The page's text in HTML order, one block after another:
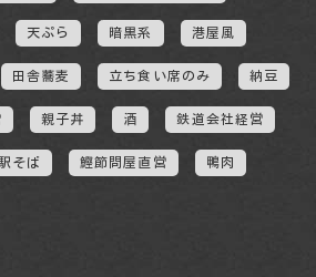
天ぷら 暗黒系 港屋風
田舎蕎麦 立ち食い席のみ 納豆
親子丼 酒 鉄道会社経営
そば 鰹節問屋直営 鴨肉